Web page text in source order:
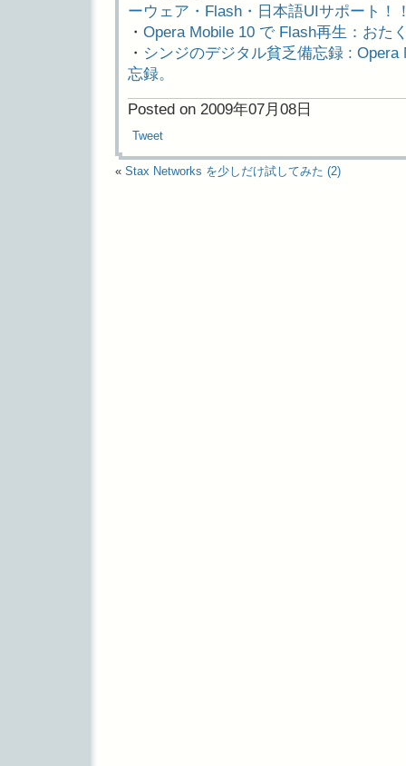
ーウェア・Flash・日本語UIサポート！
・ Opera Mobile 10 で Flash再生：お
・ シンジのデジタル貧乏備忘録 :
忘録。
Posted on 2009年07月08日
Tweet
« Stax Networks を少しだけ試してみた (2)